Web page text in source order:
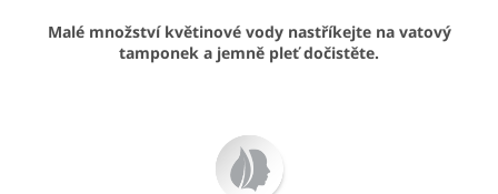
Malé množství květinové vody nastříkejte na vatový
tamponek a jemně pleť dočistěte.